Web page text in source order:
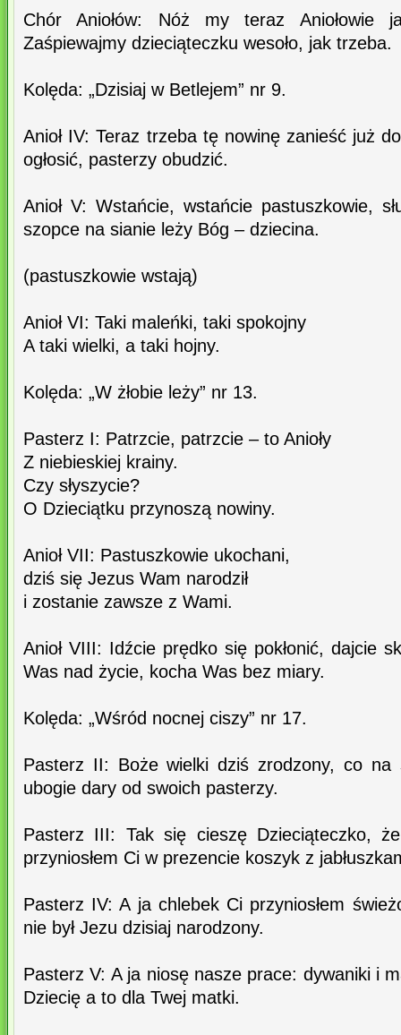
Chór Aniołów: Nóż my teraz Aniołowie
Zaśpiewajmy dzieciąteczku wesoło, jak trzeba.
Kolęda: „Dzisiaj w Betlejem” nr 9.
Anioł IV: Teraz trzeba tę nowinę zanieść już
ogłosić, pasterzy obudzić.
Anioł V: Wstańcie, wstańcie pastuszkowie,
szopce na sianie leży Bóg – dziecina.
(pastuszkowie wstają)
Anioł VI: Taki maleńki, taki spokojny
A taki wielki, a taki hojny.
Kolęda: „W żłobie leży” nr 13.
Pasterz I: Patrzcie, patrzcie – to Anioły
Z niebieskiej krainy.
Czy słyszycie?
O Dzieciątku przynoszą nowiny.
Anioł VII: Pastuszkowie ukochani,
dziś się Jezus Wam narodził
i zostanie zawsze z Wami.
Anioł VIII: Idźcie prędko się pokłonić, dajcie
Was nad życie, kocha Was bez miary.
Kolęda: „Wśród nocnej ciszy” nr 17.
Pasterz II: Boże wielki dziś zrodzony, co na
ubogie dary od swoich pasterzy.
Pasterz III: Tak się cieszę Dzieciąteczko,
przyniosłem Ci w prezencie koszyk z
Pasterz IV: A ja chlebek Ci przyniosłem
nie był Jezu dzisiaj narodzony.
Pasterz V: A ja niosę nasze prace: dywaniki i
Dziecię a to dla Twej matki.